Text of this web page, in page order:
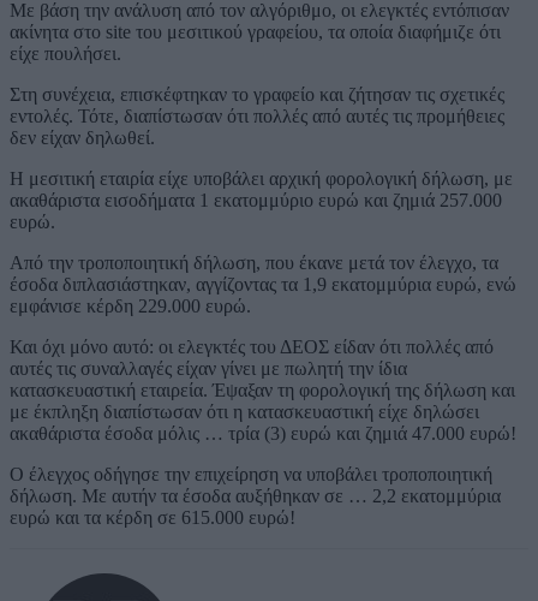
Με βάση την ανάλυση από τον αλγόριθμο, οι ελεγκτές εντόπισαν
ακίνητα στο site του μεσιτικού γραφείου, τα οποία διαφήμιζε ότι
είχε πουλήσει.
Στη συνέχεια, επισκέφτηκαν το γραφείο και ζήτησαν τις σχετικές
εντολές. Τότε, διαπίστωσαν ότι πολλές από αυτές τις προμήθειες
δεν είχαν δηλωθεί.
Η μεσιτική εταιρία είχε υποβάλει αρχική φορολογική δήλωση, με
ακαθάριστα εισοδήματα 1 εκατομμύριο ευρώ και ζημιά 257.000
ευρώ.
Από την τροποποιητική δήλωση, που έκανε μετά τον έλεγχο, τα
έσοδα διπλασιάστηκαν, αγγίζοντας τα 1,9 εκατομμύρια ευρώ, ενώ
εμφάνισε κέρδη 229.000 ευρώ.
Και όχι μόνο αυτό: οι ελεγκτές του ΔΕΟΣ είδαν ότι πολλές από
αυτές τις συναλλαγές είχαν γίνει με πωλητή την ίδια
κατασκευαστική εταιρεία. Έψαξαν τη φορολογική της δήλωση και
με έκπληξη διαπίστωσαν ότι η κατασκευαστική είχε δηλώσει
ακαθάριστα έσοδα μόλις … τρία (3) ευρώ και ζημιά 47.000 ευρώ!
Ο έλεγχος οδήγησε την επιχείρηση να υποβάλει τροποποιητική
δήλωση. Με αυτήν τα έσοδα αυξήθηκαν σε … 2,2 εκατομμύρια
ευρώ και τα κέρδη σε 615.000 ευρώ!